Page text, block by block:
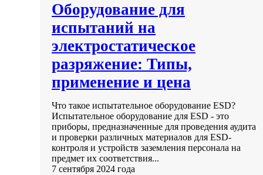
Оборудование для
испытаний на
электростатическое
разряжение: Типы,
применение и цена
Что такое испытательное оборудование ESD?
Испытательное оборудование для ESD - это
приборы, предназначенные для проведения аудита
и проверки различных материалов для ESD-
контроля и устройств заземления персонала на
предмет их соответствия...
7 сентября 2024 года